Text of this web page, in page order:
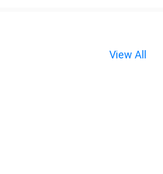
View All